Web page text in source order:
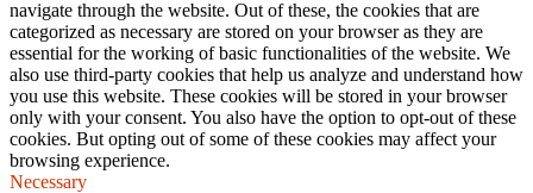
navigate through the website. Out of these, the cookies that are
categorized as necessary are stored on your browser as they are
essential for the working of basic functionalities of the website. We
also use third-party cookies that help us analyze and understand how
you use this website. These cookies will be stored in your browser
only with your consent. You also have the option to opt-out of these
cookies. But opting out of some of these cookies may affect your
browsing experience.
Necessary